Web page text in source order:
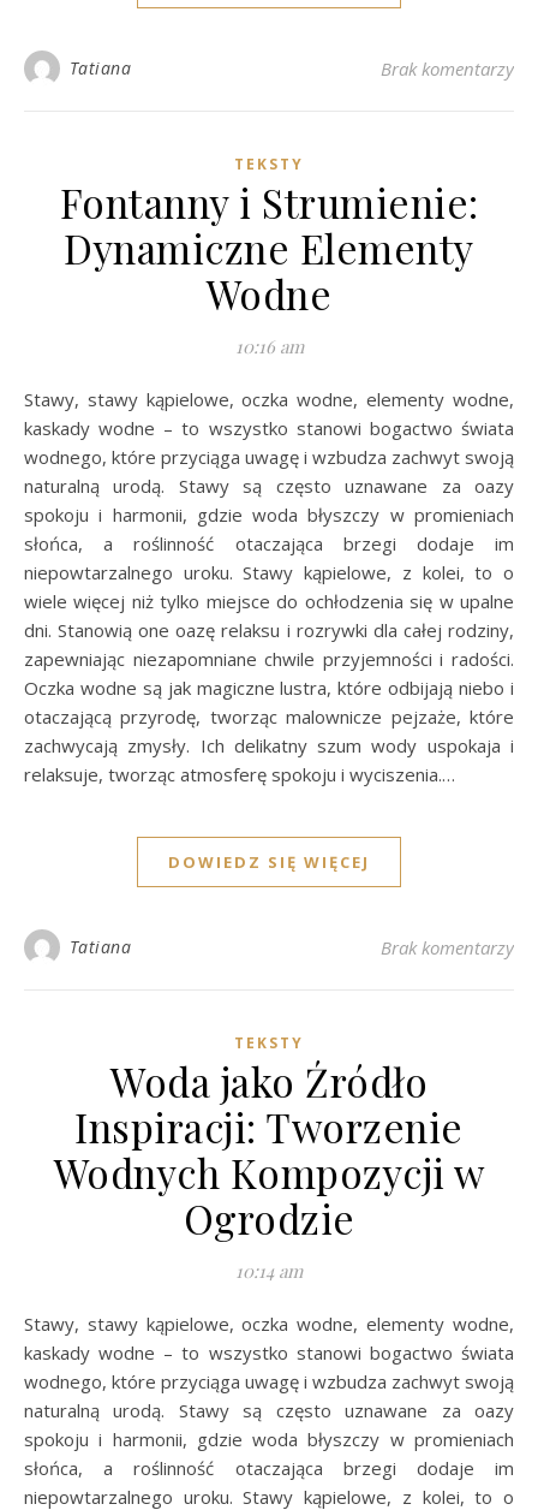
Tatiana Brak komentarzy
TEKSTY
Fontanny i Strumienie:
Dynamiczne Elementy
Wodne
10:16 am
Stawy, stawy kąpielowe, oczka wodne, elementy wodne,
kaskady wodne – to wszystko stanowi bogactwo świata
wodnego, które przyciąga uwagę i wzbudza zachwyt swoją
naturalną urodą. Stawy są często uznawane za oazy
spokoju i harmonii, gdzie woda błyszczy w promieniach
słońca, a roślinność otaczająca brzegi dodaje im
niepowtarzalnego uroku. Stawy kąpielowe, z kolei, to o
wiele więcej niż tylko miejsce do ochłodzenia się w upalne
dni. Stanowią one oazę relaksu i rozrywki dla całej rodziny,
zapewniając niezapomniane chwile przyjemności i radości.
Oczka wodne są jak magiczne lustra, które odbijają niebo i
otaczającą przyrodę, tworząc malownicze pejzaże, które
zachwycają zmysły. Ich delikatny szum wody uspokaja i
relaksuje, tworząc atmosferę spokoju i wyciszenia.…
DOWIEDZ SIĘ WIĘCEJ
Tatiana Brak komentarzy
TEKSTY
Woda jako Źródło
Inspiracji: Tworzenie
Wodnych Kompozycji w
Ogrodzie
10:14 am
Stawy, stawy kąpielowe, oczka wodne, elementy wodne,
kaskady wodne – to wszystko stanowi bogactwo świata
wodnego, które przyciąga uwagę i wzbudza zachwyt swoją
naturalną urodą. Stawy są często uznawane za oazy
spokoju i harmonii, gdzie woda błyszczy w promieniach
słońca, a roślinność otaczająca brzegi dodaje im
niepowtarzalnego uroku. Stawy kąpielowe, z kolei, to o